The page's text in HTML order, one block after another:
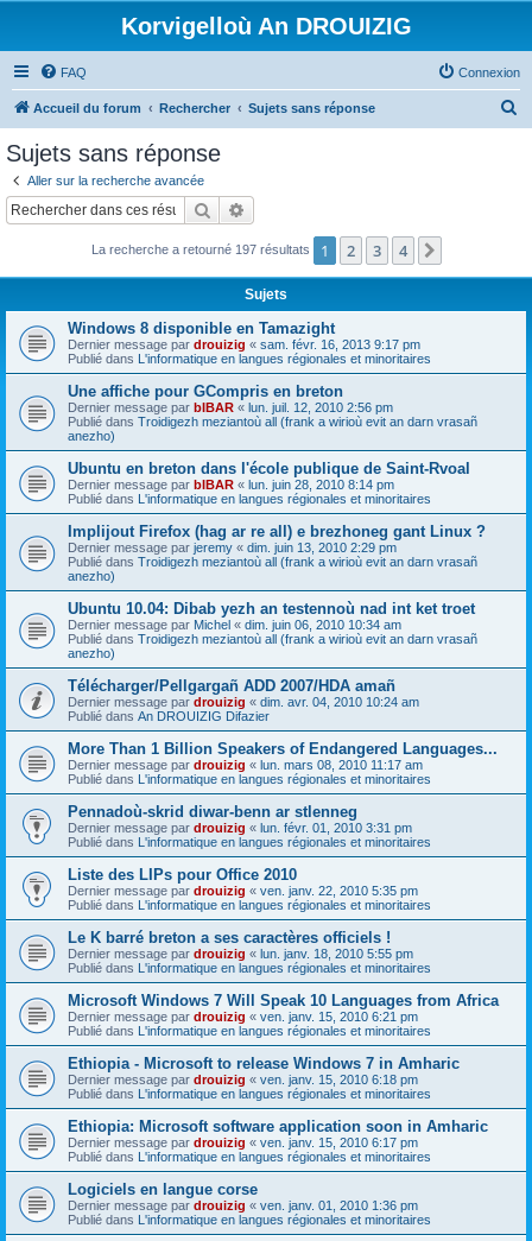
Korvigelloù An DROUIZIG
FAQ Connexion
Accueil du forum Rechercher Sujets sans réponse
c
Sujets sans réponse
Aller sur la recherche avancée
Rechercher
La recherche a retourné 197 résultats 1 2 3 4
Sujets
Windows 8 disponible en Tamazight
Dernier message par drouizig « sam. févr. 16, 2013 9:17 pm
Publié dans L'informatique en langues régionales et minoritaires
Une affiche pour GCompris en breton
Dernier message par bIBAR « lun. juil. 12, 2010 2:56 pm
Publié dans Troidigezh meziantoù all (frank a wirioù evit an darn vrasañ
anezho)
Ubuntu en breton dans l'école publique de Saint-Rvoal
Dernier message par bIBAR « lun. juin 28, 2010 8:14 pm
Publié dans L'informatique en langues régionales et minoritaires
Implijout Firefox (hag ar re all) e brezhoneg gant Linux ?
Dernier message par jeremy « dim. juin 13, 2010 2:29 pm
Publié dans Troidigezh meziantoù all (frank a wirioù evit an darn vrasañ
anezho)
Ubuntu 10.04: Dibab yezh an testennoù nad int ket troet
Dernier message par Michel « dim. juin 06, 2010 10:34 am
Publié dans Troidigezh meziantoù all (frank a wirioù evit an darn vrasañ
anezho)
Télécharger/Pellgargañ ADD 2007/HDA amañ
Dernier message par drouizig « dim. avr. 04, 2010 10:24 am
Publié dans An DROUIZIG Difazier
More Than 1 Billion Speakers of Endangered Languages...
Dernier message par drouizig « lun. mars 08, 2010 11:17 am
Publié dans L'informatique en langues régionales et minoritaires
Pennadoù-skrid diwar-benn ar stlenneg
Dernier message par drouizig « lun. févr. 01, 2010 3:31 pm
Publié dans L'informatique en langues régionales et minoritaires
Liste des LIPs pour Office 2010
Dernier message par drouizig « ven. janv. 22, 2010 5:35 pm
Publié dans L'informatique en langues régionales et minoritaires
Le K barré breton a ses caractères officiels !
Dernier message par drouizig « lun. janv. 18, 2010 5:55 pm
Publié dans L'informatique en langues régionales et minoritaires
Microsoft Windows 7 Will Speak 10 Languages from Africa
Dernier message par drouizig « ven. janv. 15, 2010 6:21 pm
Publié dans L'informatique en langues régionales et minoritaires
Ethiopia - Microsoft to release Windows 7 in Amharic
Dernier message par drouizig « ven. janv. 15, 2010 6:18 pm
Publié dans L'informatique en langues régionales et minoritaires
Ethiopia: Microsoft software application soon in Amharic
Dernier message par drouizig « ven. janv. 15, 2010 6:17 pm
Publié dans L'informatique en langues régionales et minoritaires
Logiciels en langue corse
Dernier message par drouizig « ven. janv. 01, 2010 1:36 pm
Publié dans L'informatique en langues régionales et minoritaires